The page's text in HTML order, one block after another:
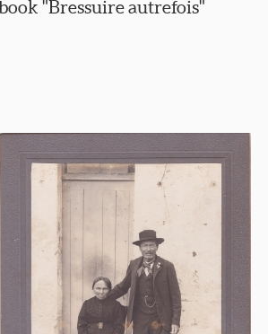
"Bressuire autrefois"